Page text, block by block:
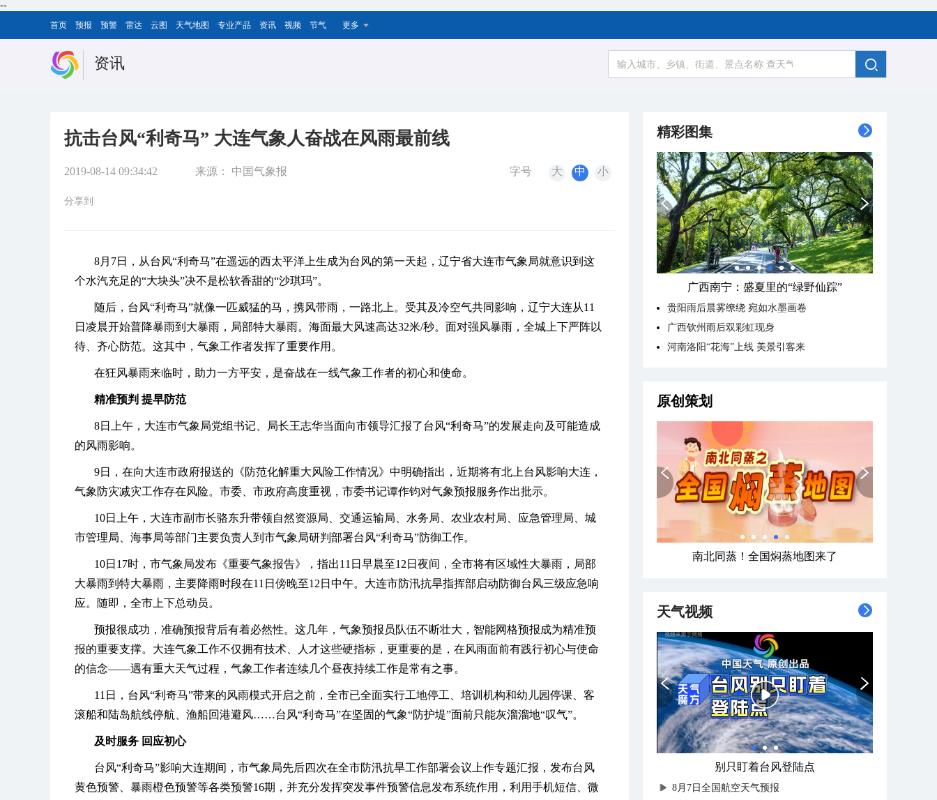
--
首页 预报 预警 雷达 云图 天气地图 专业产品 资讯 视频 节气 更多
资讯
抗击台风“利奇马” 大连气象人奋战在风雨最前线
2019-08-14 09:34:42 来源： 中国气象报 字号 大 中 小
分享到
8月7日，从台风“利奇马”在遥远的西太平洋上生成为台风的第一天起，辽宁省大连市气象局就意识到这
个水汽充足的“大块头”决不是松软香甜的“沙琪玛”。
随后，台风“利奇马”就像一匹威猛的马，携风带雨，一路北上。受其及冷空气共同影响，辽宁大连从11
日凌晨开始普降暴雨到大暴雨，局部特大暴雨。海面最大风速高达32米/秒。面对强风暴雨，全城上下严阵以
待、齐心防范。这其中，气象工作者发挥了重要作用。
在狂风暴雨来临时，助力一方平安，是奋战在一线气象工作者的初心和使命。
精准预判 提早防范
8日上午，大连市气象局党组书记、局长王志华当面向市领导汇报了台风“利奇马”的发展走向及可能造成
的风雨影响。
9日，在向大连市政府报送的《防范化解重大风险工作情况》中明确指出，近期将有北上台风影响大连，
气象防灾减灾工作存在风险。市委、市政府高度重视，市委书记谭作钧对气象预报服务作出批示。
10日上午，大连市副市长骆东升带领自然资源局、交通运输局、水务局、农业农村局、应急管理局、城
市管理局、海事局等部门主要负责人到市气象局研判部署台风“利奇马”防御工作。
10日17时，市气象局发布《重要气象报告》，指出11日早晨至12日夜间，全市将有区域性大暴雨，局部
大暴雨到特大暴雨，主要降雨时段在11日傍晚至12日中午。大连市防汛抗旱指挥部启动防御台风三级应急响
应。随即，全市上下总动员。
预报很成功，准确预报背后有着必然性。这几年，气象预报员队伍不断壮大，智能网格预报成为精准预
报的重要支撑。大连气象工作不仅拥有技术、人才这些硬指标，更重要的是，在风雨面前有践行初心与使命
的信念——遇有重大天气过程，气象工作者连续几个昼夜持续工作是常有之事。
11日，台风“利奇马”带来的风雨模式开启之前，全市已全面实行工地停工、培训机构和幼儿园停课、客
滚船和陆岛航线停航、渔船回港避风……台风“利奇马”在坚固的气象“防护堤”面前只能灰溜溜地“叹气”。
及时服务 回应初心
台风“利奇马”影响大连期间，市气象局先后四次在全市防汛抗旱工作部署会议上作专题汇报，发布台风
黄色预警、暴雨橙色预警等各类预警16期，并充分发挥突发事件预警信息发布系统作用，利用手机短信、微
精彩图集
广西南宁：盛夏里的“绿野仙踪”
贵阳雨后晨雾缭绕 宛如水墨画卷
广西钦州雨后双彩虹现身
河南洛阳“花海”上线 美景引客来
原创策划
南北同蒸！全国焖蒸地图来了
天气视频
别只盯着台风登陆点
8月7日全国航空天气预报